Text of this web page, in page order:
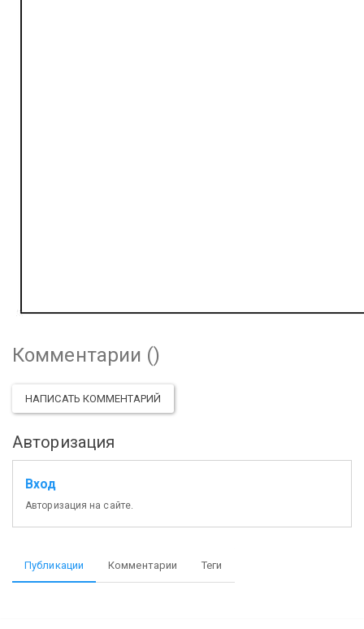
Комментарии ()
НАПИСАТЬ КОММЕНТАРИЙ
Авторизация
Вход
Авторизация на сайте.
Публикации Комментарии Теги